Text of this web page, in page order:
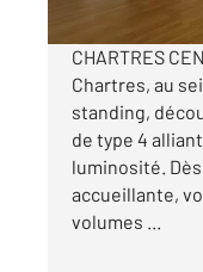
CHARTRES
Chartres, au
standing,
de type 4
luminosité.
accueillante,
volumes ...